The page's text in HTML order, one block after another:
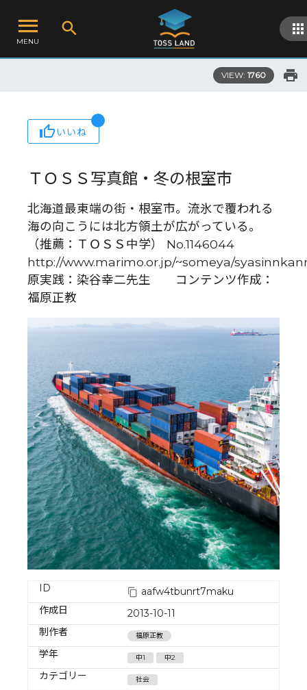
MENU
VIEW: 1760
いいね
ＴＯＳＳ写真館・冬の根室市
北海道最東端の街・根室市。流氷で覆われる
海の向こうには北方領土が広がっている。
（推薦：ＴＯＳＳ中学） No.1146044
http://www.marimo.or.jp/~someya/
原実践：染谷幸二先生 コンテンツ作成：
福原正教
ID
aafw4tbunrt7maku
作成日
2013-10-11
制作者
福原正教
学年 中1 中2
カテゴリー 社会